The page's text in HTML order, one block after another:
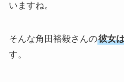
いますね。
そんな角田裕毅さんの彼女
す。